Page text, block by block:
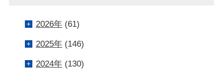
2026年(61)
2025年(146)
2024年(130)